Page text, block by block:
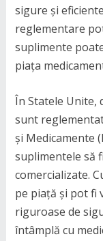
sigure și
reglementare
suplimente
piața
În Statele Unite,
sunt
și Medicamente
suplimentele să
comercializate.
pe piață și pot fi
riguroase de
întâmplă cu